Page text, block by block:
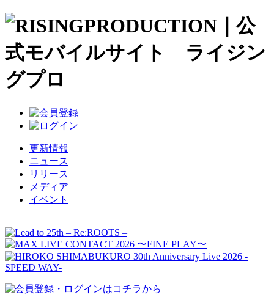
更新情報
ニュース
リリース
メディア
イベント